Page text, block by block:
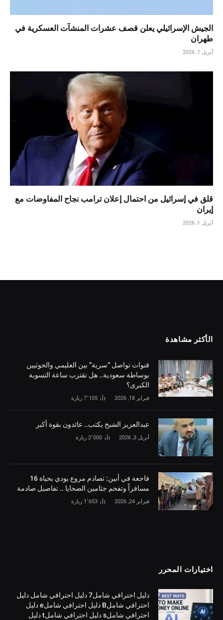
الجيش الإسرائيلي يعلن قصف عشرات المنشآت العسكرية في
طهران
أبريل 1, 2026
قلق في إسرائيل من احتمال إعلان ترامب نجاح المفاوضات مع
إيران
أبريل 1, 2026
الأكثر مشاهدة
قنوات تواصل “سرية” بين العليمي والحوثيين
بوساطة سعودية.. هل تقترب ساعة التسوية
الكبرى؟
فبراير 18, 2026 7٬105 زيارة
‏عبدالعزيز الشيخ يكتب.. عائدون بقوة أكبر
أبريل 3, 2026 2٬000 زيارة
فاجعة في أبين: تصادم مروع يودي بحياة 16
مسافراً وتفحم جثامين الضحايا .. تفاصيل صادمة
فبراير 24, 2026 1٬653 زيارة
اختيارات المحرر
دليل احترافي شامل7 دليل احترافي شامل دليل
احترافي شاملB دليل احترافي شاملe دليل
احترافي شاملs دليل احترافي شاملt دليل